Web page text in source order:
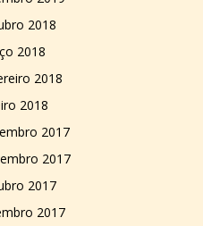
2018
2018
2018
2018
2017
2017
2017
2017